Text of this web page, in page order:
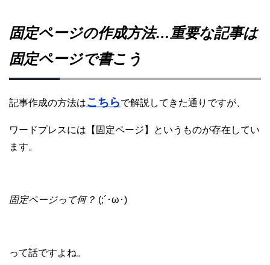
固定ページの作成方法…重要な記事は
固定ページで書こう
記事作成の方法はこちらで解説してきた通りですが、
ワードプレスには【固定ページ】というものが存在してい
ます。
固定ページって何？ (;´･ω･)
って話ですよね。